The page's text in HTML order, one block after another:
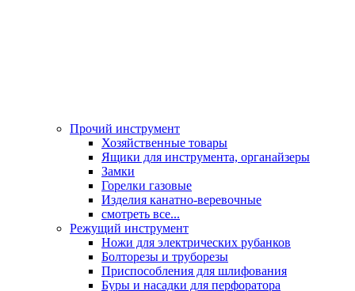
Прочий инструмент
Хозяйственные товары
Ящики для инструмента, органайзеры
Замки
Горелки газовые
Изделия канатно-веревочные
смотреть все...
Режущий инструмент
Ножи для электрических рубанков
Болторезы и труборезы
Приспособления для шлифования
Буры и насадки для перфоратора